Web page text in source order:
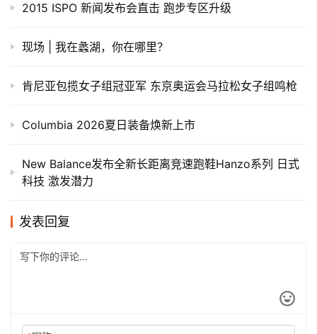
2015 ISPO 新闻发布会直击 跑步专区升级
现场 | 我在蠡湖，你在哪里？
肯尼亚包揽女子组冠亚军 东京奥运会马拉松女子组鸣枪
Columbia 2026夏日装备焕新上市
New Balance发布全新长距离竞速跑鞋Hanzo系列 日式
科技 激发潜力
发表回复